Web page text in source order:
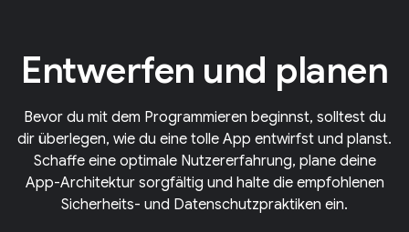
Entwerfen und planen
Bevor du mit dem Programmieren beginnst, solltest du
dir überlegen, wie du eine tolle App entwirfst und planst.
Schaffe eine optimale Nutzererfahrung, plane deine
App-Architektur sorgfältig und halte die empfohlenen
Sicherheits- und Datenschutzpraktiken ein.